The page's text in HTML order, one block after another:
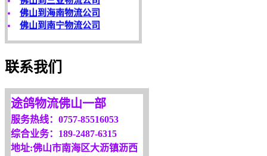
佛山到南宁物流公司
客户是永远的朋友，
服务是永恒的追求！
欢迎您光临！
更多服务请来电咨询，
我们将竭诚为你服务！
联系我们
途鸽物流佛山一部
服务热线：0757-85516053
综合业务：189-2487-6315
地址:佛山市南海区大沥镇沥西